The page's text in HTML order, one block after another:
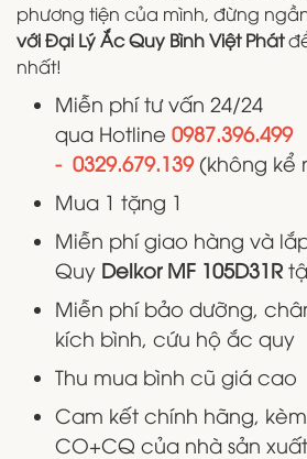
phương tiện của mình, đừng
với Đại Lý Ắc Quy Bình Việt Phát
nhất!
Miễn phí tư vấn 24/24
qua Hotline 0987.396.499
- 0329.679.139 (không kể
Mua 1 tặng 1
Miễn phí giao hàng và
Quy Delkor MF 105D31R
Miễn phí bảo dưỡng,
kích bình, cứu hộ ắc quy
Thu mua bình cũ giá cao
Cam kết chính hãng,
CO+CQ của nhà sản xuất